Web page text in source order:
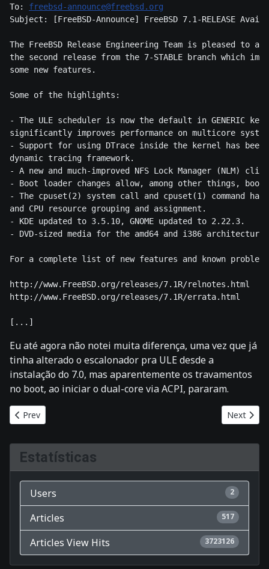
To: freebsd-announce@freebsd.org
Subject: [FreeBSD-Announce] FreeBSD 7.1-RELEASE
The FreeBSD Release Engineering Team is pleased to
the second release from the 7-STABLE branch which
some new features.
Some of the highlights:
- The ULE scheduler is now the default in GENERIC
significantly improves performance on multicore
- Support for using DTrace inside the kernel has been
dynamic tracing framework.
- A new and much-improved NFS Lock Manager (NLM)
- Boot loader changes allow, among other things,
- The cpuset(2) system call and cpuset(1) command
and CPU resource grouping and assignment.
- KDE updated to 3.5.10, GNOME updated to 2.22.3.
- DVD-sized media for the amd64 and i386
For a complete list of new features and known
http://www.FreeBSD.org/releases/7.1R/relnotes.html
http://www.FreeBSD.org/releases/7.1R/errata.html
Eu até agora não notei muita diferença, uma vez que já
tinha alterado o escalonador pra ULE desde a
instalação do 7.0, mas aparentemente os travamentos
no boot, ao iniciar o dual-core via ACPI, pararam.
Previous article: ls: /mnt/ext2: Bad file descriptor
Prev Next
Next
Estatísticas
Users 2
Articles 517
Articles View Hits 3723126